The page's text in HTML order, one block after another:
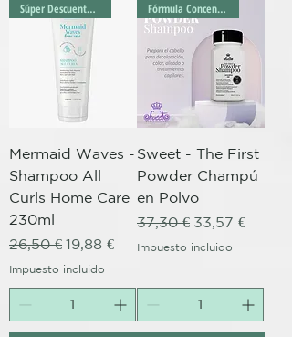
Súper Descuento Excepcional
Mermaid Waves -
Shampoo All
Curls Home Care
230ml
Precio
26,50 € Precio de oferta
19,88 €
Impuesto incluido
Fórmula Concentrada
Sweet - The First
Powder Champú
en Polvo
Precio
37,30 € Precio de
33,57 €
Impuesto incluido